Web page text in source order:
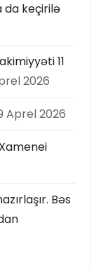
da keçirilə
11
2026
Aprel 2026
Bəs